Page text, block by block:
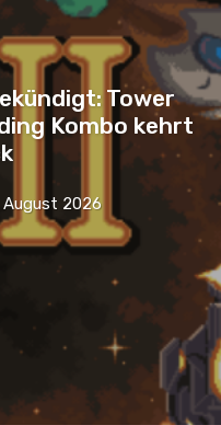
Tower
Kombo kehrt
August 2026